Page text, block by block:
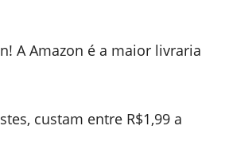
A Amazon é a maior livraria
custam entre R$1,99 a